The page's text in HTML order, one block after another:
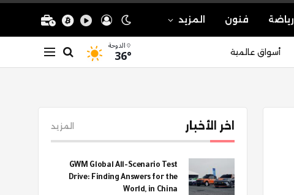
رياضة فنون المزيد
أسواق عالمية الدوحة
36°
اخر الأخبار المزيد
GWM Global All-Scenario Test
Drive: Finding Answers for the
World, in China